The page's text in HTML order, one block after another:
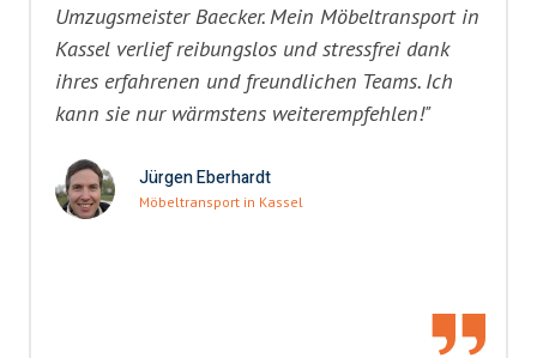
Umzugsmeister Baecker. Mein Möbeltransport in
Kassel verlief reibungslos und stressfrei dank
ihres erfahrenen und freundlichen Teams. Ich
kann sie nur wärmstens weiterempfehlen!"
Jürgen Eberhardt
Möbeltransport in Kassel